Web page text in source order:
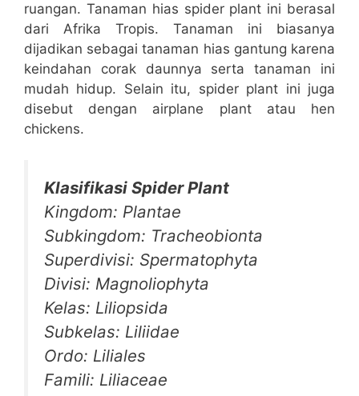
ruangan. Tanaman hias spider plant ini berasal
dari Afrika Tropis. Tanaman ini biasanya
dijadikan sebagai tanaman hias gantung karena
keindahan corak daunnya serta tanaman ini
mudah hidup. Selain itu, spider plant ini juga
disebut dengan airplane plant atau hen
chickens.
Klasifikasi Spider Plant
Kingdom: Plantae
Subkingdom: Tracheobionta
Superdivisi: Spermatophyta
Divisi: Magnoliophyta
Kelas: Liliopsida
Subkelas: Liliidae
Ordo: Liliales
Famili: Liliaceae